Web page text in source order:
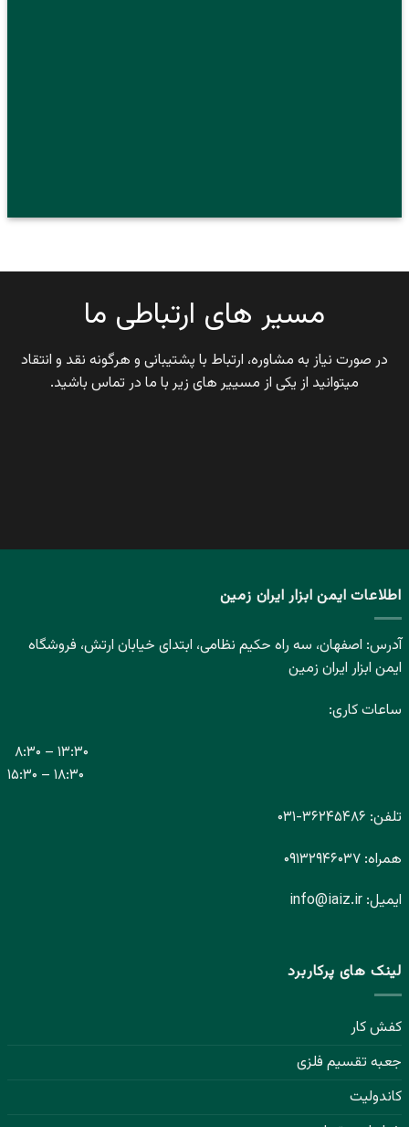
مسیر های ارتباطی ما
در صورت نیاز به مشاوره، ارتباط با پشتیبانی و هرگونه نقد و انتقاد
میتوانید از یکی از مسییر های زیر با ما در تماس باشید.
اطلاعات ایمن ابزار ایران زمین
آدرس: اصفهان، سه راه حکیم نظامی، ابتدای خیابان ارتش، فروشگاه
ایمن ابزار ایران زمین
ساعات کاری:
۸:۳۰ – ۱۳:۳۰
۱۵:۳۰ – ۱۸:۳۰
تلفن: ۳۶۲۴۵۴۸۶- ۰۳۱
همراه: ۰۹۱۳۲۹۴۶۰۳۷
ایمیل: info@iaiz.ir
لینک های پرکاربرد
کفش کار
جعبه تقسیم فلزی
کاندولیت